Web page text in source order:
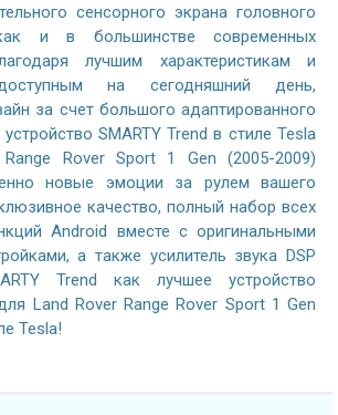
сенсорного экрана головного
и в большинстве современных
лучшим характеристикам и
на сегодняшний день,
за счет большого адаптированного
SMARTY Trend в стиле Tesla
Rover Sport 1 Gen (2005-2009)
новые эмоции за рулем вашего
качество, полный набор всех
Android вместе с оригинальными
а также усилитель звука DSP
Trend как лучшее устройство
Land Rover Range Rover Sport 1 Gen
Tesla!